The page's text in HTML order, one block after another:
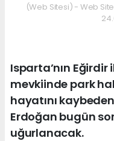
(Web Sitesi) - Web
Isparta’nın Eğirdir
mevkiinde park
hayatını
Erdoğan bugün
uğurlanacak.